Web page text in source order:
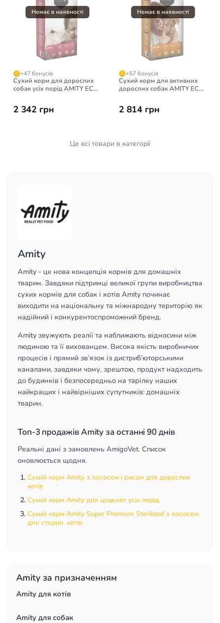
+47 бонусів
Сухий корм для дорослих
собак усіх порід AMITY ECO
2 342 грн
+57 бонусів
Сухий корм для активних
дорослих собак AMITY ECO
2 814 грн
Це всі товари в категорії
Amity
Amity - це нова концепція кормів для домашніх
тварин. Завдяки підтримці великої групи виробництва
сухих кормів для собак і котів Amity починає
виходити на національну та міжнародну територію як
надійний і конкурентоспроможний бренд.
Amity звужують реалії та наближають відносини між
людиною та її вихованцем. Висока якість виробничих
процесів і прямий зв’язок із дистриб’юторськими
каналами, завдяки чому, зрештою, продукт надходить
до будинків і безпосередньо на тарілку наших
найкращих і найвірніших супутників: домашніх
тварин.
Топ-3 продажів Amity за останні 90 днів
Реальні дані з замовлень AmigoVet. Список
оновлюється щодня.
Сухий корм Amity з лососем і рисом для дорослих
котів
Сухий корм Amity для цуценят усіх порід
Сухий корм Amity Super Premium Sterilized з лососем
для стерил. котів
Amity за призначенням
Amity для котів
Amity для собак